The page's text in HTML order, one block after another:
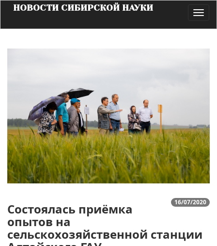
НОВОСТИ СИБИРСКОЙ НАУКИ
16/07/2020
Состоялась приёмка
опытов на
сельскохозяйственной станции